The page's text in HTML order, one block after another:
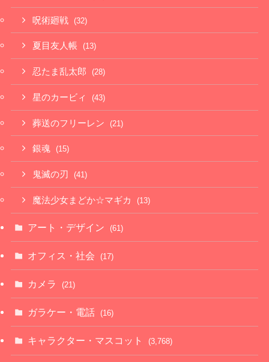
呪術廻戦 (32)
夏目友人帳 (13)
忍たま乱太郎 (28)
星のカービィ (43)
葬送のフリーレン (21)
銀魂 (15)
鬼滅の刃 (41)
魔法少女まどか☆マギカ (13)
アート・デザイン (61)
オフィス・社会 (17)
カメラ (21)
ガラケー・電話 (16)
キャラクター・マスコット (3,768)